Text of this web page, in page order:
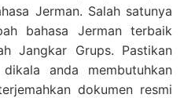
Jerman. Salah satunya
bahasa Jerman terbaik
Jangkar Grups. Pastikan
anda membutuhkan
dokumen resmi